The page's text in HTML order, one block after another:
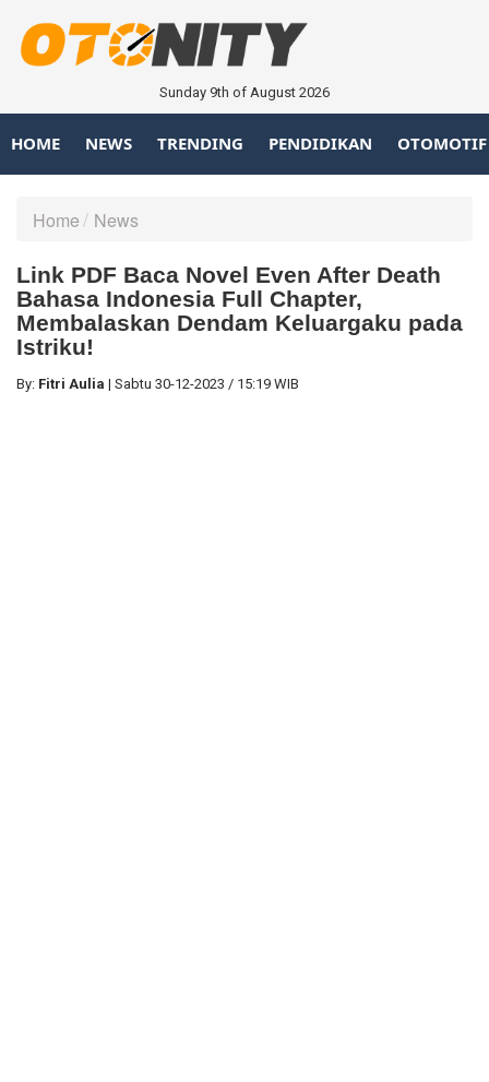
Sunday 9th of August 2026
HOME NEWS TRENDING PENDIDIKAN OTOMOTIF
Home News
Link PDF Baca Novel Even After Death
Bahasa Indonesia Full Chapter,
Membalaskan Dendam Keluargaku pada
Istriku!
By: Fitri Aulia | Sabtu 30-12-2023 / 15:19 WIB